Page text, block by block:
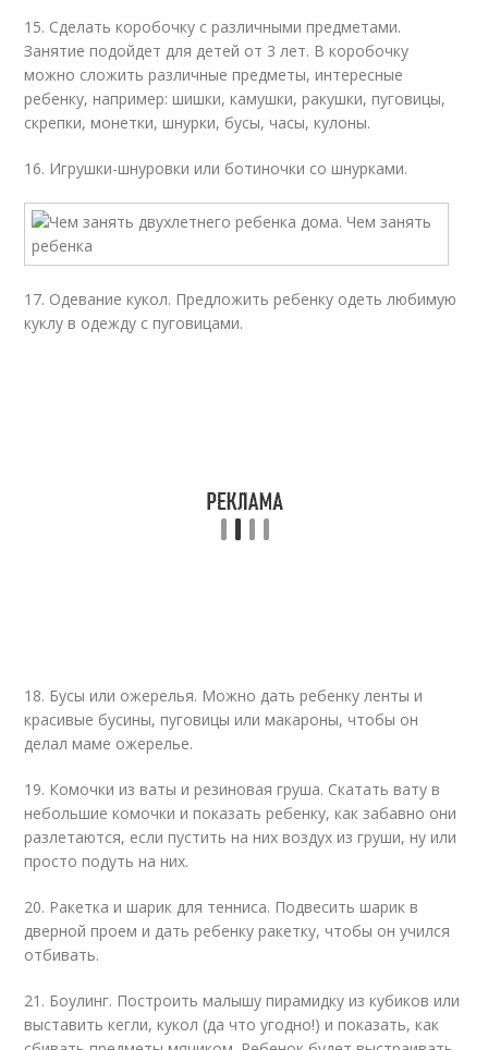
15. Сделать коробочку с различными предметами.
Занятие подойдет для детей от 3 лет. В коробочку
можно сложить различные предметы, интересные
ребенку, например: шишки, камушки, ракушки, пуговицы,
скрепки, монетки, шнурки, бусы, часы, кулоны.
16. Игрушки-шнуровки или ботиночки со шнурками.
17. Одевание кукол. Предложить ребенку одеть любимую
куклу в одежду с пуговицами.
18. Бусы или ожерелья. Можно дать ребенку ленты и
красивые бусины, пуговицы или макароны, чтобы он
делал маме ожерелье.
19. Комочки из ваты и резиновая груша. Скатать вату в
небольшие комочки и показать ребенку, как забавно они
разлетаются, если пустить на них воздух из груши, ну или
просто подуть на них.
20. Ракетка и шарик для тенниса. Подвесить шарик в
дверной проем и дать ребенку ракетку, чтобы он учился
отбивать.
21. Боулинг. Построить малышу пирамидку из кубиков или
выставить кегли, кукол (да что угодно!) и показать, как